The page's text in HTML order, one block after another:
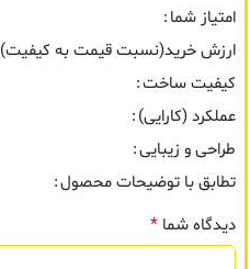
امتیاز شما
ارزش خرید(نسبت قیمت به کیفیت)
کیفیت ساخت
عملکرد (کارایی)
طراحی و زیبایی
تطابق با توضیحات محصول
دیدگاه شما *